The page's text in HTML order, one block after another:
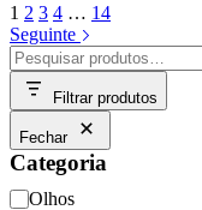
1 2 3 4 … 14
Seguinte
Pesquisar
Filtrar produtos
Fechar
Categoria
Categoria
Olhos